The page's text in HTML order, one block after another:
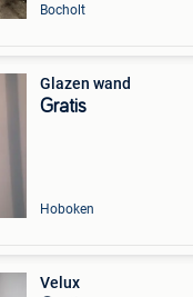
Bocholt
Glazen wand
Gratis
Hoboken
Velux